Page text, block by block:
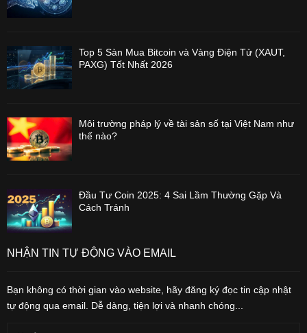
Top 5 Sàn Mua Bitcoin và Vàng Điện Tử (XAUT,
PAXG) Tốt Nhất 2026
Môi trường pháp lý về tài sản số tại Việt Nam như
thế nào?
Đầu Tư Coin 2025: 4 Sai Lầm Thường Gặp Và
Cách Tránh
NHẬN TIN TỰ ĐỘNG VÀO EMAIL
Bạn không có thời gian vào website, hãy đăng ký đọc tin cập nhật
tự động qua email. Dễ dàng, tiện lợi và nhanh chóng...